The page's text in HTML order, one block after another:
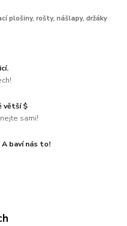
plošiny, rošty, nášlapy, držáky
větší $
sami!
baví nás to!